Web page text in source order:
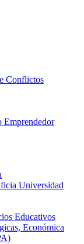
Conflictos
Emprendedor
Universidad
Educativos
Económica